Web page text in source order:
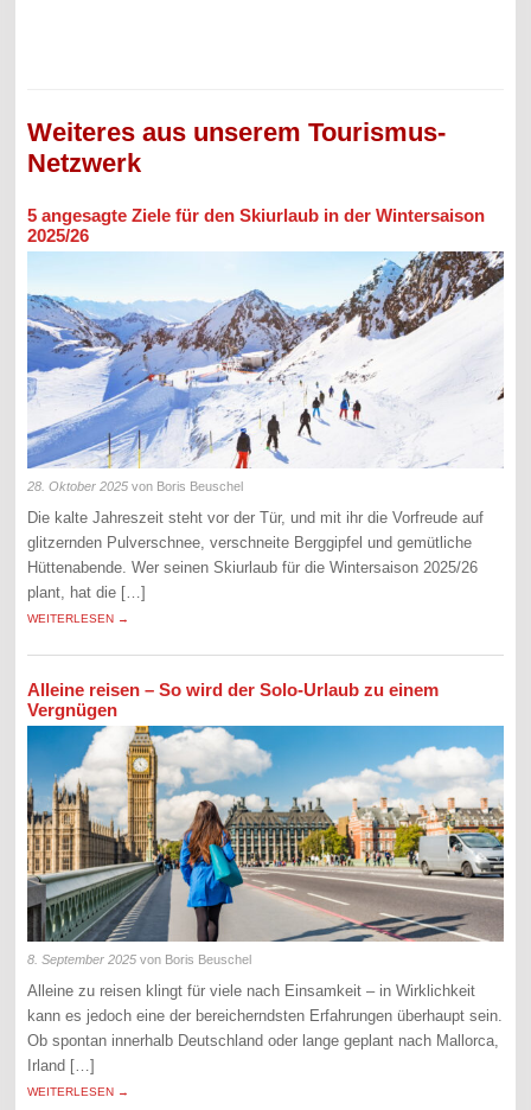
Weiteres aus unserem Tourismus-
Netzwerk
5 angesagte Ziele für den Skiurlaub in der Wintersaison
2025/26
28. Oktober 2025 von Boris Beuschel
Die kalte Jahreszeit steht vor der Tür, und mit ihr die Vorfreude auf
glitzernden Pulverschnee, verschneite Berggipfel und gemütliche
Hüttenabende. Wer seinen Skiurlaub für die Wintersaison 2025/26
plant, hat die […]
WEITERLESEN →
Alleine reisen – So wird der Solo-Urlaub zu einem
Vergnügen
8. September 2025 von Boris Beuschel
Alleine zu reisen klingt für viele nach Einsamkeit – in Wirklichkeit
kann es jedoch eine der bereicherndsten Erfahrungen überhaupt sein.
Ob spontan innerhalb Deutschland oder lange geplant nach Mallorca,
Irland […]
WEITERLESEN →